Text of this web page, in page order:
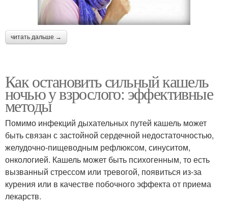
читать дальше →
Как остановить сильный кашель
ночью у взрослого: эффективные
методы
Помимо инфекций дыхательных путей кашель может
быть связан с застойной сердечной недостаточностью,
желудочно-пищеводным рефлюксом, синуситом,
онкологией. Кашель может быть психогенным, то есть
вызванный стрессом или тревогой, появиться из-за
курения или в качестве побочного эффекта от приема
лекарств.